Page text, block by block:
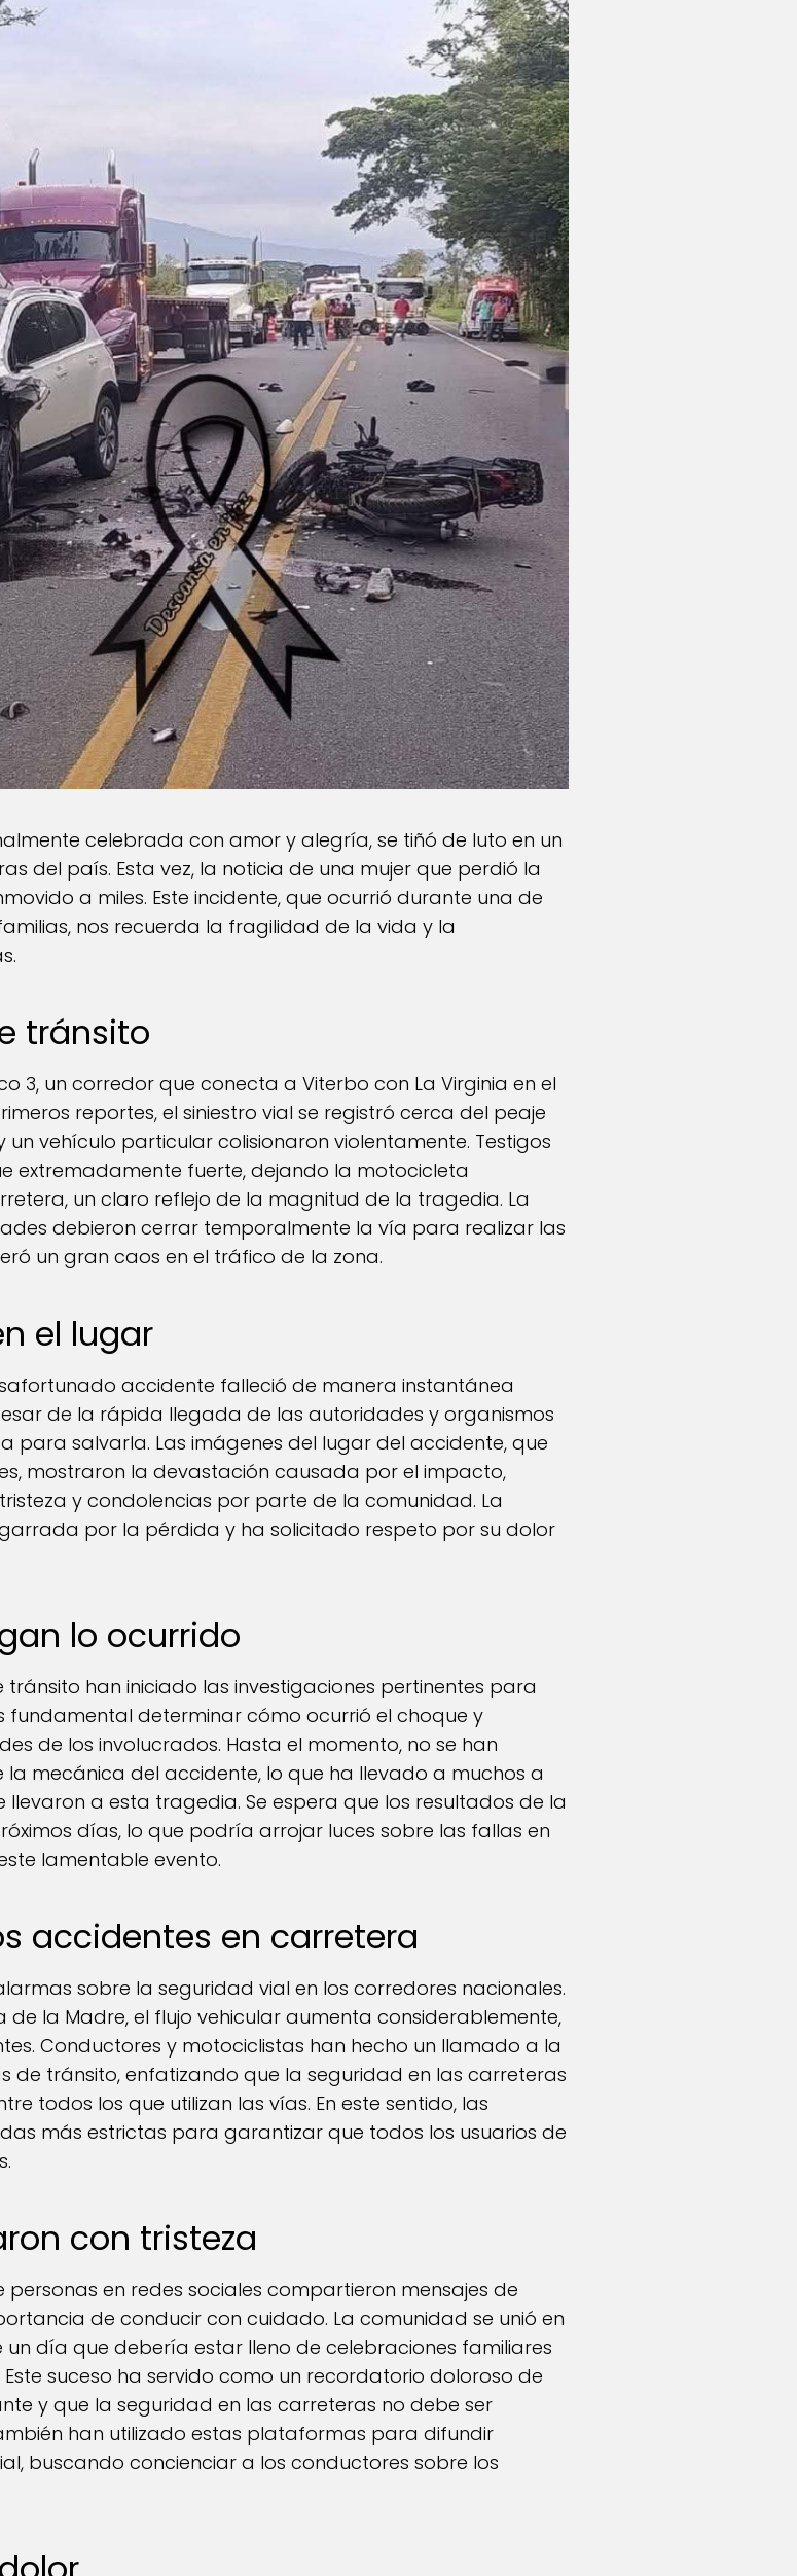
celebrada con amor y alegría, se tiñó de luto en un
del país. Esta vez, la noticia de una mujer que perdió la
a miles. Este incidente, que ocurrió durante una de
nos recuerda la fragilidad de la vida y la
tránsito
3, un corredor que conecta a Viterbo con La Virginia en el
reportes, el siniestro vial se registró cerca del peaje
vehículo particular colisionaron violentamente. Testigos
extremadamente fuerte, dejando la motocicleta
un claro reflejo de la magnitud de la tragedia. La
debieron cerrar temporalmente la vía para realizar las
un gran caos en el tráfico de la zona.
el lugar
accidente falleció de manera instantánea
de la rápida llegada de las autoridades y organismos
para salvarla. Las imágenes del lugar del accidente, que
mostraron la devastación causada por el impacto,
y condolencias por parte de la comunidad. La
por la pérdida y ha solicitado respeto por su dolor
lo ocurrido
han iniciado las investigaciones pertinentes para
fundamental determinar cómo ocurrió el choque y
de los involucrados. Hasta el momento, no se han
mecánica del accidente, lo que ha llevado a muchos a
a esta tragedia. Se espera que los resultados de la
días, lo que podría arrojar luces sobre las fallas en
lamentable evento.
accidentes en carretera
sobre la seguridad vial en los corredores nacionales.
la Madre, el flujo vehicular aumenta considerablemente,
Conductores y motociclistas han hecho un llamado a la
de tránsito, enfatizando que la seguridad en las carreteras
todos los que utilizan las vías. En este sentido, las
más estrictas para garantizar que todos los usuarios de
con tristeza
personas en redes sociales compartieron mensajes de
de conducir con cuidado. La comunidad se unió en
día que debería estar lleno de celebraciones familiares
suceso ha servido como un recordatorio doloroso de
y que la seguridad en las carreteras no debe ser
han utilizado estas plataformas para difundir
buscando concienciar a los conductores sobre los